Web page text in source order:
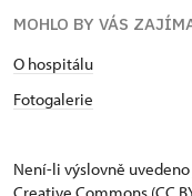
MOHLO BY VÁS
O hospitálu
Fotogalerie
Není-li výslovně